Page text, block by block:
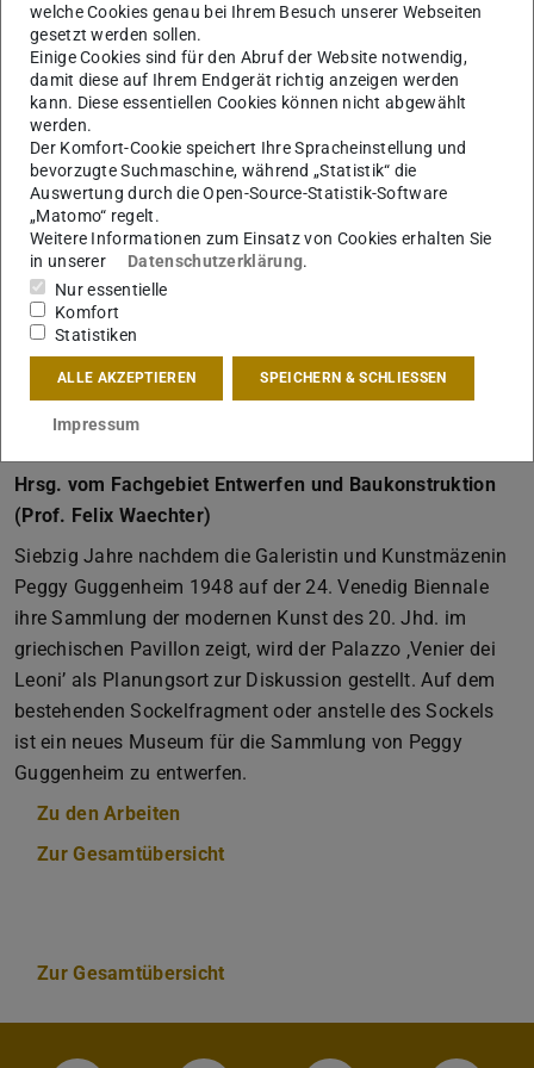
Hrsg. vom Fachgebiet Entwerfen und nachhaltiges
Bauen (Prof. Christoph Kuhn)
Es gilt ein College in Mitten von Londons Kultur- und
Universitätszentrum Bloomsbury zu entwerfen. Ein neues
College zum gemeinsame Lernen, Wohnen, Sport treiben,
zum individuellen Entspannen und Abschalten. Zugleich
ein neuer zentraler öffentlicher Treffpunkt auf dem
Campus des University College of London.
Zu den Arbeiten
Peggy Guggenheim Collection,
Venedig
Hrsg. vom Fachgebiet Entwerfen und Baukonstruktion
(Prof. Felix Waechter)
Siebzig Jahre nachdem die Galeristin und Kunstmäzenin
Peggy Guggenheim 1948 auf der 24. Venedig Biennale
ihre Sammlung der modernen Kunst des 20. Jhd. im
griechischen Pavillon zeigt, wird der Palazzo ‚Venier dei
Leoni’ als Planungsort zur Diskussion gestellt. Auf dem
bestehenden Sockelfragment oder anstelle des Sockels
ist ein neues Museum für die Sammlung von Peggy
Guggenheim zu entwerfen.
Zu den Arbeiten
Zur Gesamtübersicht
Zur Gesamtübersicht
welche Cookies genau bei Ihrem Besuch unserer Webseiten
gesetzt werden sollen.
Einige Cookies sind für den Abruf der Website notwendig,
damit diese auf Ihrem Endgerät richtig anzeigen werden
kann. Diese essentiellen Cookies können nicht abgewählt
werden.
Der Komfort-Cookie speichert Ihre Spracheinstellung und
bevorzugte Suchmaschine, während „Statistik“ die
Auswertung durch die Open-Source-Statistik-Software
„Matomo“ regelt.
Weitere Informationen zum Einsatz von Cookies erhalten Sie
in unserer
Datenschutzerklärung.
Nur essentielle
Komfort
Statistiken
ALLE AKZEPTIEREN SPEICHERN & SCHLIESSEN
Impressum